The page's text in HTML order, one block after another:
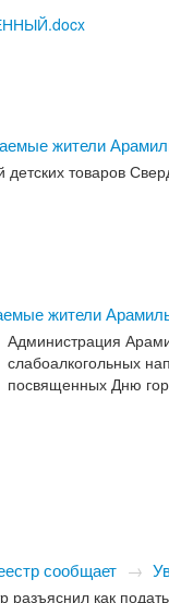
жители
детских товаров
жители
Администрация
слабоалкогольных
посвященных Дню
сообщает →
разъяснил как